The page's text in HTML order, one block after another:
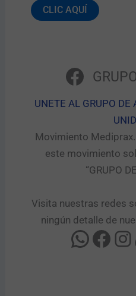
CLIC AQUÍ
UNETE AL GRUPO DE
Movimiento
este movimiento
“GRUPO
Visita nuestras redes
ningún detalle de